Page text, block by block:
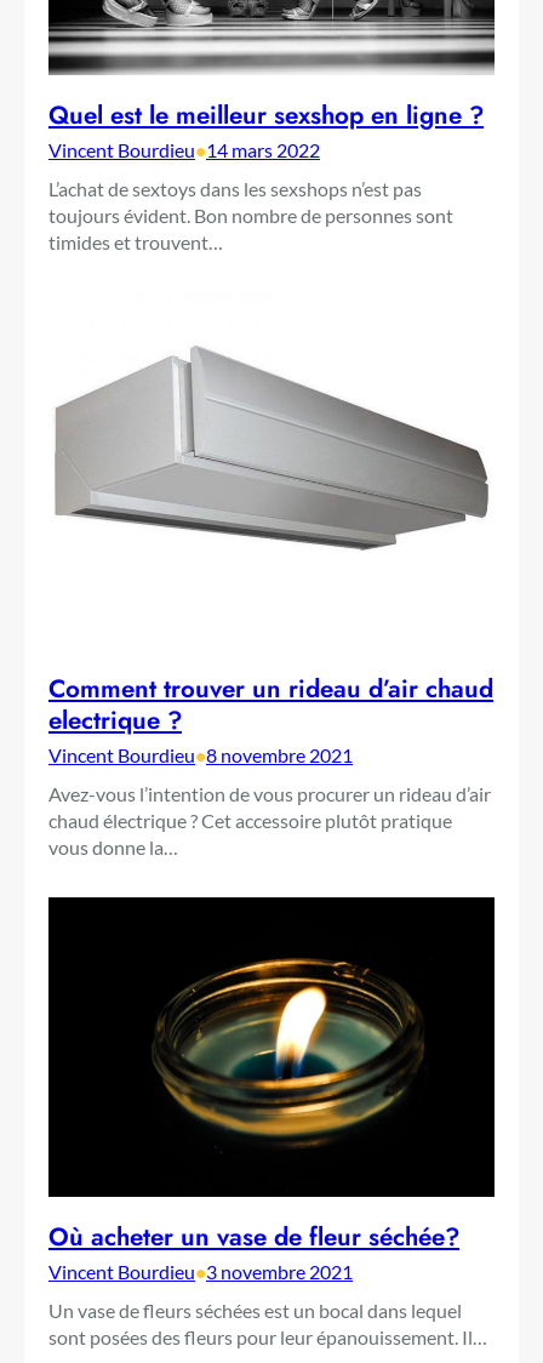
Quel est le meilleur sexshop en ligne ?
Vincent Bourdieu•14 mars 2022
L’achat de sextoys dans les sexshops n’est pas
toujours évident. Bon nombre de personnes sont
timides et trouvent…
Comment trouver un rideau d’air chaud
electrique ?
Vincent Bourdieu•8 novembre 2021
Avez-vous l’intention de vous procurer un rideau d’air
chaud électrique ? Cet accessoire plutôt pratique
vous donne la…
Où acheter un vase de fleur séchée?
Vincent Bourdieu•3 novembre 2021
Un vase de fleurs séchées est un bocal dans lequel
sont posées des fleurs pour leur épanouissement. Il…